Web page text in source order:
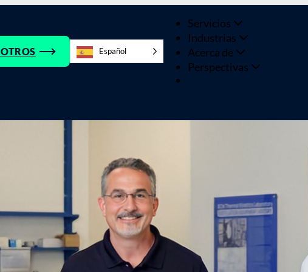
Español
Servicios
Industrias
Acerca de
Perspectivas